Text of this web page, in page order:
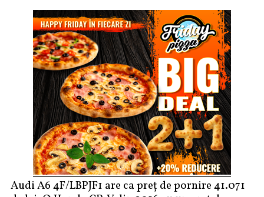
Audi A6 4F/LBPJF1 are ca preț de pornire 41.071